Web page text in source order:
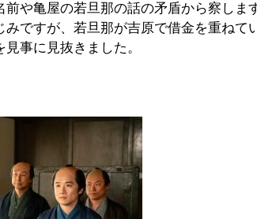
や亀屋の若旦那の話の矛盾から察しま
ですが、若旦那が吉原で借金を重ねて
事に見抜きました。